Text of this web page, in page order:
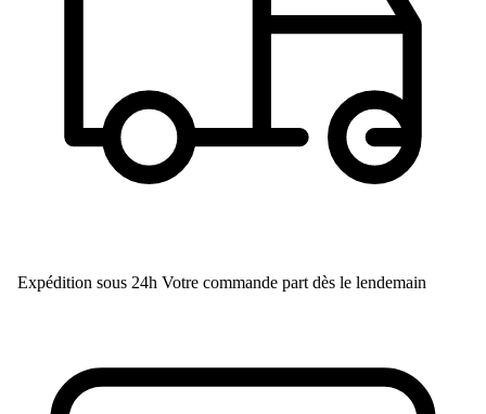
Expédition sous 24h Votre commande part dès le lendemain